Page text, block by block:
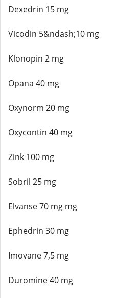
Dexedrin 15 mg
Vicodin 5&ndash;10 mg
Klonopin 2 mg
Opana 40 mg
Oxynorm 20 mg
Oxycontin 40 mg
Zink 100 mg
Sobril 25 mg
Elvanse 70 mg mg
Ephedrin 30 mg
Imovane 7,5 mg
Duromine 40 mg